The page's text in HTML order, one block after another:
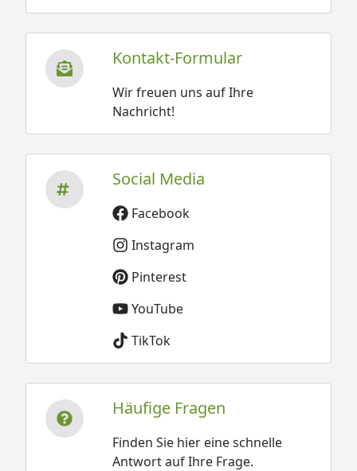
Kontakt-Formular
Wir freuen uns auf Ihre
Nachricht!
Social Media
Facebook
Instagram
Pinterest
YouTube
TikTok
Häufige Fragen
Finden Sie hier eine schnelle
Antwort auf Ihre Frage.